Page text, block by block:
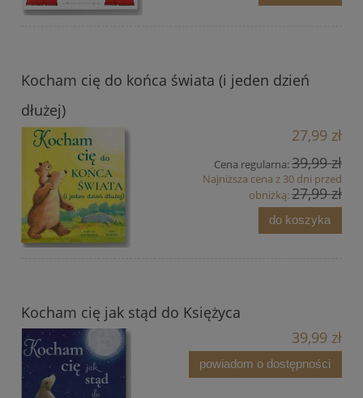
Kocham cię do końca świata (i jeden dzień
dłużej)
27,99 zł
Cena regularna:39,99 zł
Najniższa cena z 30 dni przed
obniżką:27,99 zł
do koszyka
Kocham cię jak stąd do Księżyca
39,99 zł
powiadom o dostępności